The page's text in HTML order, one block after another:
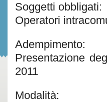
Soggetti obbligati:
Operatori
Adempimento:
Presentazione
2011
Modalità: